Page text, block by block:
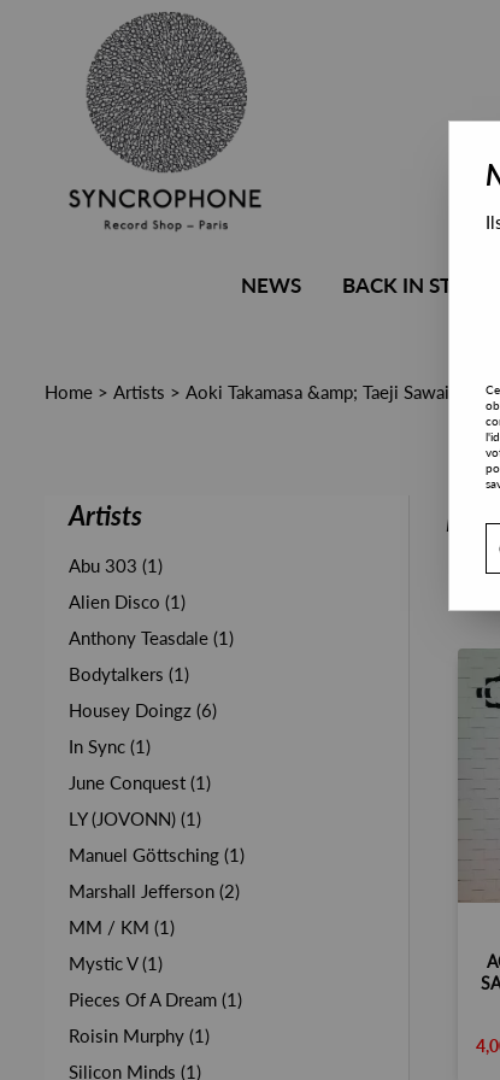
NEWS BACK IN STOCK
Home > Artists > Aoki Takamasa &amp; Taeji Sawai
Artists
Abu 303 (1)
Alien Disco (1)
Anthony Teasdale (1)
Bodytalkers (1)
Housey Doingz (6)
In Sync (1)
June Conquest (1)
LY (JOVONN) (1)
Manuel Göttsching (1)
Marshall Jefferson (2)
MM / KM (1)
Mystic V (1)
Pieces Of A Dream (1)
Roisin Murphy (1)
Silicon Minds (1)